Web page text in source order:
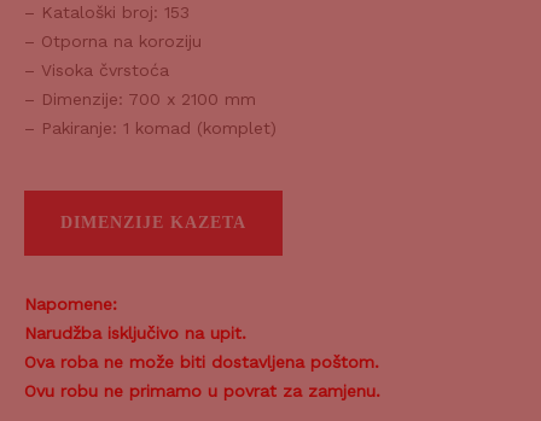
– Kataloški broj: 153
– Otporna na koroziju
– Visoka čvrstoća
– Dimenzije: 700 x 2100 mm
– Pakiranje: 1 komad (komplet)
DIMENZIJE KAZETA
Napomene:
Narudžba isključivo na upit.
Ova roba ne može biti dostavljena poštom.
Ovu robu ne primamo u povrat za zamjenu.